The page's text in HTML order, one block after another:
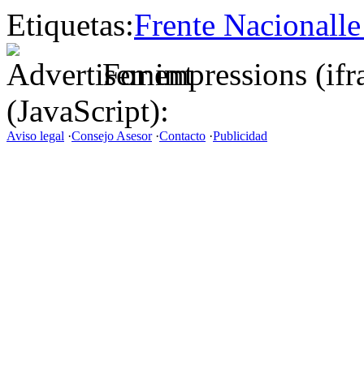
Etiquetas:Frente Nacional
For impressions
(JavaScript):
Aviso legal ·Consejo Asesor·Contacto ·Publicidad